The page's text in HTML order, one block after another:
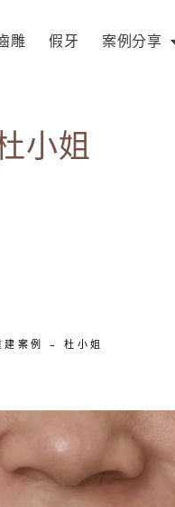
雕 假牙 案例分享
小姐
案例 – 杜小姐